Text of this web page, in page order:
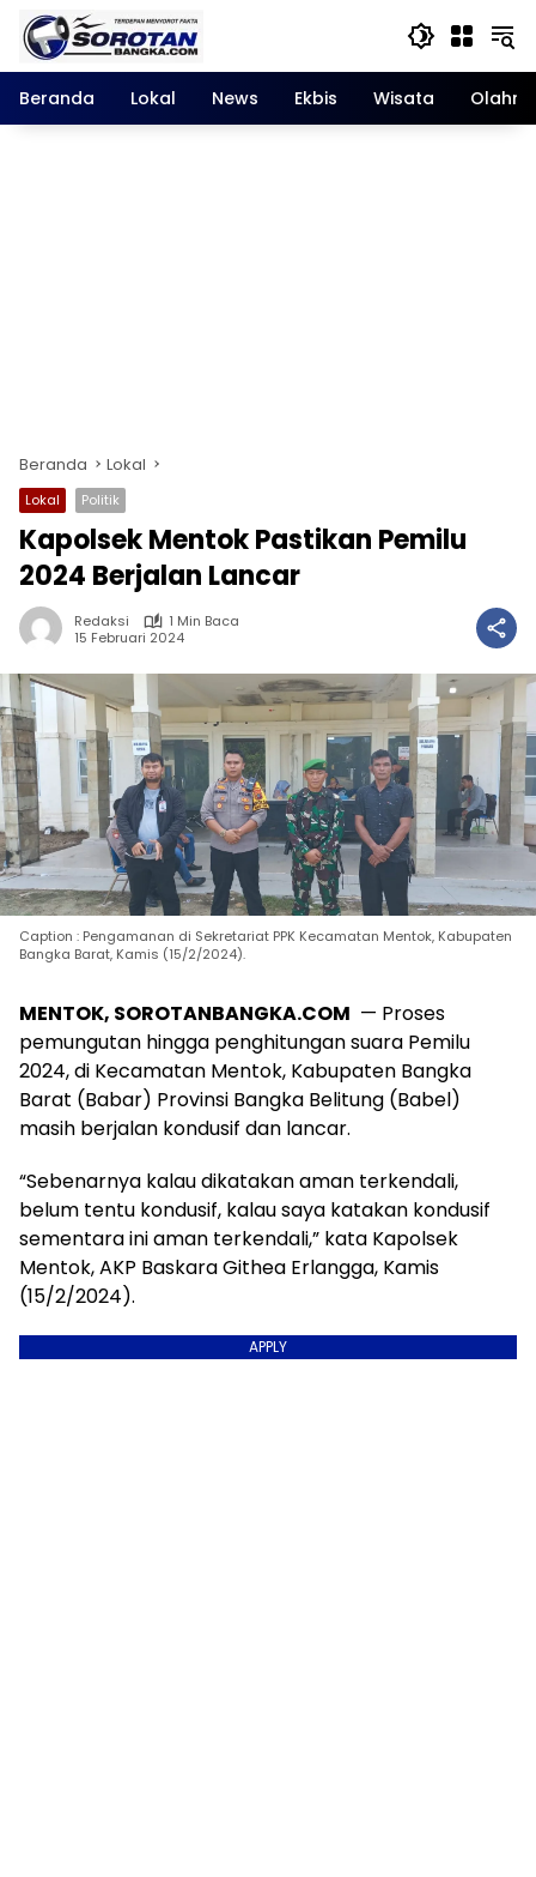
Langsung
konten
Beranda
Lokal News Ekbis Wisata
Beranda Lokal
Lokal Politik
Kapolsek Mentok Pastikan Pemilu
2024 Berjalan Lancar
Redaksi
1 Min Baca
15 Februari 2024
Caption : Pengamanan di Sekretariat PPK Kecamatan Mentok, Kabupaten
Bangka Barat, Kamis (15/2/2024).
MENTOK, SOROTANBANGKA.COM — Proses
pemungutan hingga penghitungan suara Pemilu
2024, di Kecamatan Mentok, Kabupaten Bangka
Barat (Babar) Provinsi Bangka Belitung (Babel)
masih berjalan kondusif dan lancar.
“Sebenarnya kalau dikatakan aman terkendali,
belum tentu kondusif, kalau saya katakan kondusif
sementara ini aman terkendali,” kata Kapolsek
Mentok, AKP Baskara Githea Erlangga, Kamis
(15/2/2024).
APPLY